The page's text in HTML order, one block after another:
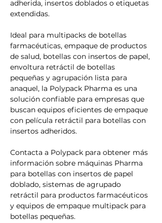
adherida, insertos doblados o etiquetas
extendidas.
Ideal para multipacks de botellas
farmacéuticas, empaque de productos
de salud, botellas con insertos de papel,
envoltura retráctil de botellas
pequeñas y agrupación lista para
anaquel, la Polypack Pharma es una
solución confiable para empresas que
buscan equipos eficientes de empaque
con película retráctil para botellas con
insertos adheridos.
Contacta a Polypack para obtener más
información sobre máquinas Pharma
para botellas con insertos de papel
doblado, sistemas de agrupado
retráctil para productos farmacéuticos
y equipos de empaque multipack para
botellas pequeñas.